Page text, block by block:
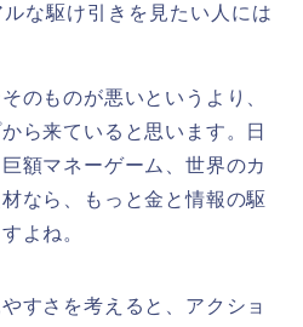
な駆け引きを見たい人には
のものが悪いというより、
ら来ていると思います。日
額マネーゲーム、世界のカ
なら、もっと金と情報の駆
よね。
すさを考えると、アクショ